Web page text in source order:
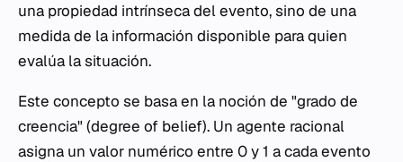
una propiedad intrínseca del evento, sino de una
medida de la información disponible para quien
evalúa la situación.
Este concepto se basa en la noción de "grado de
creencia" (degree of belief). Un agente racional
asigna un valor numérico entre 0 y 1 a cada evento